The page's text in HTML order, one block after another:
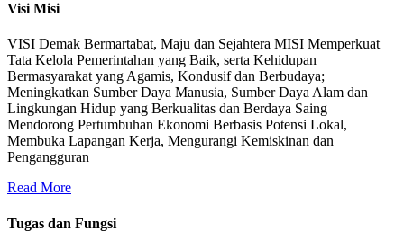
Visi Misi
VISI Demak Bermartabat, Maju dan Sejahtera MISI Memperkuat
Tata Kelola Pemerintahan yang Baik, serta Kehidupan
Bermasyarakat yang Agamis, Kondusif dan Berbudaya;
Meningkatkan Sumber Daya Manusia, Sumber Daya Alam dan
Lingkungan Hidup yang Berkualitas dan Berdaya Saing
Mendorong Pertumbuhan Ekonomi Berbasis Potensi Lokal,
Membuka Lapangan Kerja, Mengurangi Kemiskinan dan
Pengangguran
Read More
Tugas dan Fungsi